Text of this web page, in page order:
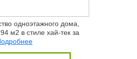
одноэтажного дома,
м2 в стиле хай-тек за